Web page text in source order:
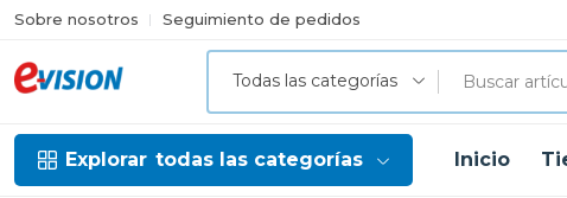
Sobre nosotros Seguimiento de pedidos
Todas las categorías
Explorar todas las categorías Inicio